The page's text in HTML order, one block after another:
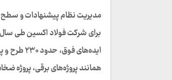
مدیریت نظام پیشنهادات و سطح
همانند پروژه‌های برقی، پروژه